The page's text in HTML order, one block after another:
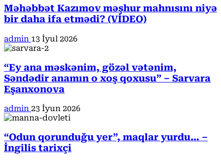
Məhəbbət Kazımov məşhur mahnısını niyə
bir daha ifa etmədi? (VİDEO)
admin 13 İyul 2026
“Ey ana məskənim, gözəl vətənim,
Səndədir anamın o xoş qoxusu” – Sarvara
Eşanxonova
admin 23 İyun 2026
“Odun qorunduğu yer”, maqlar yurdu… –
İngilis tarixçi